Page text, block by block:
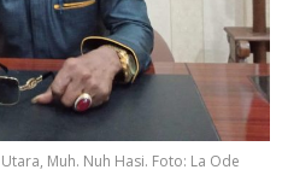
Muh. Nuh Hasi. Foto: La Ode